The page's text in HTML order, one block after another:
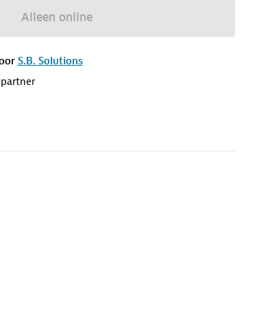
Alleen online
S.B. Solutions